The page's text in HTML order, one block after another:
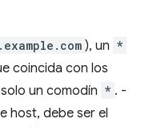
), un *
coincida con los
un comodín * . -
host, debe ser el